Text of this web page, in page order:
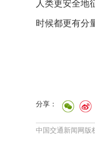
人类更安全地
时候都更有分
分享：
中国交通新闻网版